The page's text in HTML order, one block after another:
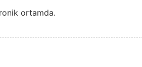
ortamda.